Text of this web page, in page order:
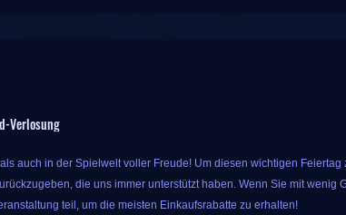
Verlosung
auch in der Spielwelt voller Freude! Um diesen wichtigen Feiertag
die uns immer unterstützt haben. Wenn Sie mit wenig
teil, um die meisten Einkaufsrabatte zu erhalten!